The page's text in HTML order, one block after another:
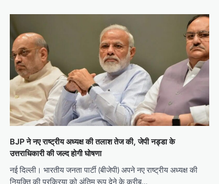
BJP ने नए राष्ट्रीय अध्यक्ष की तलाश तेज की, जेपी नड्डा के
उत्तराधिकारी की जल्द होगी घोषणा
नई दिल्ली। भारतीय जनता पार्टी (बीजेपी) अपने नए राष्ट्रीय अध्यक्ष की
नियुक्ति की प्रक्रिया को अंतिम रूप देने के करीब…